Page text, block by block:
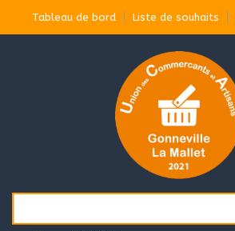
Tableau de bord Liste de souhaits